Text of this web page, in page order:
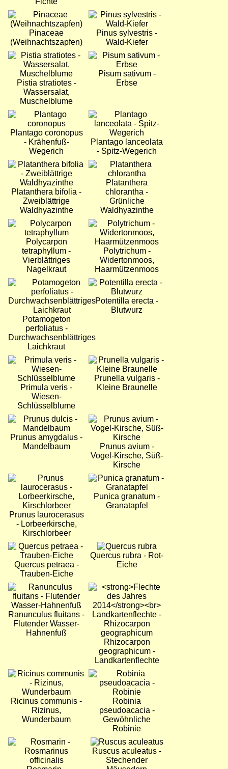
Bild
Pinaceae
(Weihnachtszapfen)
Bild
Pinus sylvestris -
Wald-Kiefer
Bild
Pistia stratiotes -
Wassersalat,
Muschelblume
Bild
Pisum sativum -
Erbse
Bild
Plantago coronopus
- Krähenfuß-
Wegerich
Bild
Plantago lanceolata
- Spitz-Wegerich
Bild
Platanthera bifolia -
Zweiblättrige
Waldhyazinthe
Bild
Platanthera
chlorantha -
Grünliche
Waldhyazinthe
Bild
Polycarpon
tetraphyllum -
Vierblättriges
Nagelkraut
Bild
Polytrichum -
Widertonmoos,
Haarmützenmoos
Bild
Potamogeton
perfoliatus -
Durchwachsenblättriges
Laichkraut
Bild
Potentilla erecta -
Blutwurz
Bild
Primula veris -
Wiesen-
Schlüsselblume
Bild
Prunella vulgaris -
Kleine Braunelle
Bild
Prunus amygdalus -
Mandelbaum
Bild
Prunus avium -
Vogel-Kirsche, Süß-
Kirsche
Bild
Prunus laurocerasus
- Lorbeerkirsche,
Kirschlorbeer
Bild
Punica granatum -
Granatapfel
Bild
Quercus petraea -
Trauben-Eiche
Bild
Quercus rubra - Rot-
Eiche
Bild
Ranunculus fluitans -
Flutender Wasser-
Hahnenfuß
Bild
Rhizocarpon
geographicum -
Landkartenflechte
Bild
Ricinus communis -
Rizinus,
Wunderbaum
Bild
Robinia
pseudoacacia -
Gewöhnliche
Robinie
Bild
Bild
Ruscus aculeatus -
Stechender